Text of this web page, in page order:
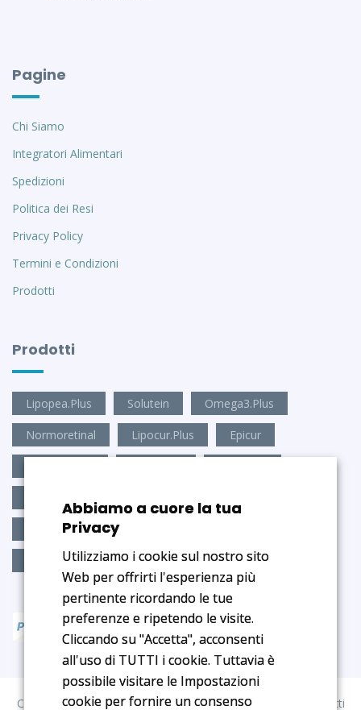
Pagine
Chi Siamo
Integratori Alimentari
Spedizioni
Politica dei Resi
Privacy Policy
Termini e Condizioni
Prodotti
Prodotti
Lipopea.Plus Solutein Omega3.Plus
Normoretinal Lipocur.Plus Epicur
Depur.Dren-z3
Regular.Stips
Copyright © 2025 Medical Age S.r.l. COE SM 20090. Tutti i diritti
Abbiamo a cuore la tua
Privacy
Utilizziamo i cookie sul nostro sito
Web per offrirti l'esperienza più
pertinente ricordando le tue
preferenze e ripetendo le visite.
Cliccando su "Accetta", acconsenti
all'uso di TUTTI i cookie. Tuttavia è
possibile visitare le Impostazioni
cookie per fornire un consenso